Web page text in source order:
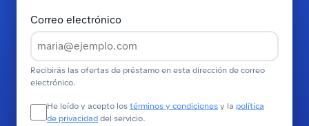
Correo electrónico
Recibirás las ofertas de préstamo en esta dirección de correo
electrónico.
He leído y acepto lostérminos y condicionesy la política
de privacidaddel servicio.